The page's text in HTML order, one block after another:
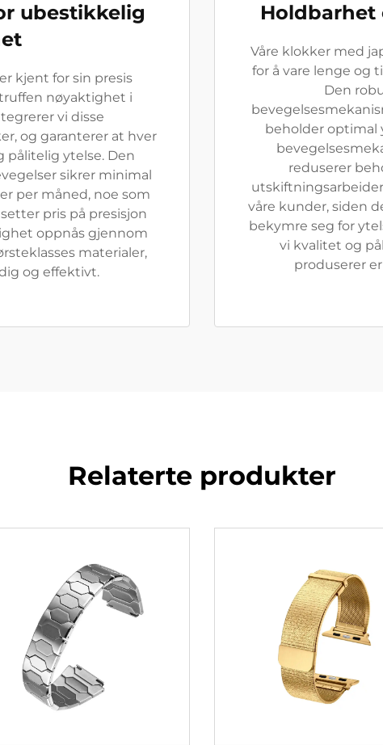
ubestikkelig
kjent for sin presis
nøyaktighet i
vi disse
og garanterer at hver
ytelse. Den
sikrer minimal
per måned, noe som
pris på presisjon
oppnås gjennom
materialer,
og effektivt.
Holdbarhet
Våre klokker med
for å vare lenge og
Den
beholder optimal
reduserer
våre kunder, siden
bekymre seg for
vi kvalitet og
produserer
Relaterte produkter